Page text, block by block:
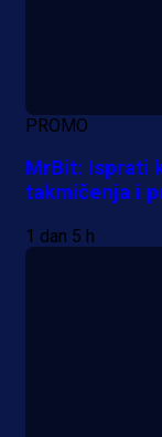
PROMO
MrBit: Isprati
takmičenja i
1 dan 5 h